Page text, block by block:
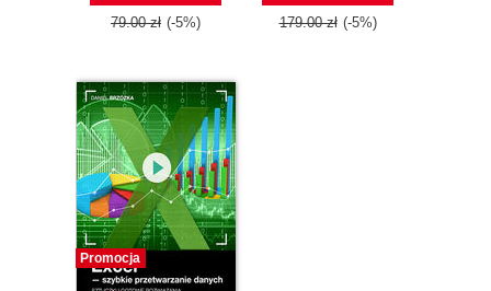
79.00 zł (-5%) 179.00 zł (-5%)
Promocja